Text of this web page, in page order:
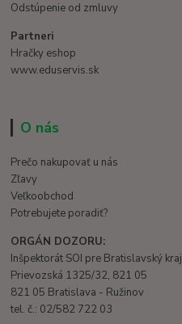
Odstúpenie od zmluvy
Partneri
Hračky eshop
www.eduservis.sk
O nás
Prečo nakupovať u nás
Zľavy
Veľkoobchod
Potrebujete poradiť?
ORGÁN DOZORU:
Inšpektorát SOI pre Bratislavský kraj
Prievozská 1325/32, 821 05
821 05 Bratislava - Ružinov
tel. č.: 02/582 722 03